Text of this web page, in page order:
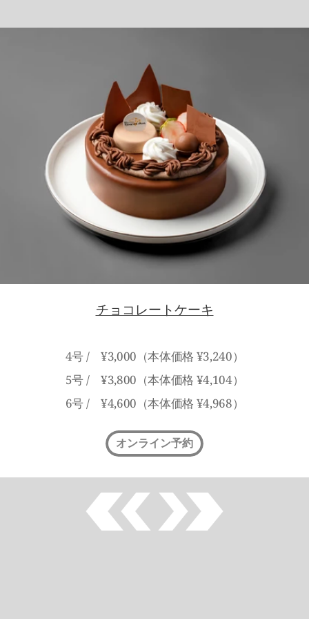
チョコレートケーキ
4号 /　¥3,000（本体価格 ¥3,240）
5号 /　¥3,800（本体価格 ¥4,104）
6号 /　¥4,600（本体価格 ¥4,968）
オンライン予約